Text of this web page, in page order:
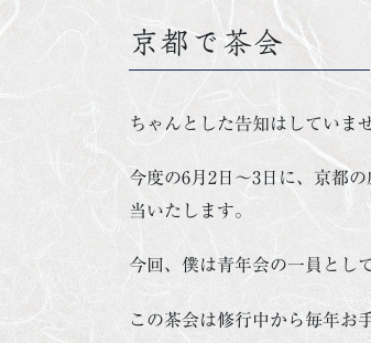
京都で茶会
ちゃんとした告知はしていま
今度の6月2日～3日に、京都
当いたします。
今回、僕は青年会の一員とし
この茶会は修行中から毎年お